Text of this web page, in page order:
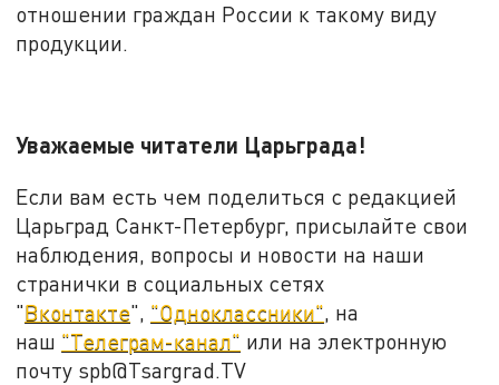
отношении граждан России к такому виду
продукции.
Уважаемые читатели Царьграда!
Если вам есть чем поделиться с редакцией
Царьград Санкт-Петербург, присылайте свои
наблюдения, вопросы и новости на наши
странички в социальных сетях
"Вконтакте", "Одноклассники", на
наш "Телеграм-канал" или на электронную
почту spb@Tsargrad.TV